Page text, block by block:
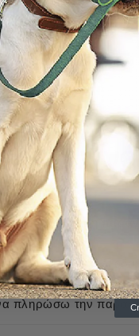
αποστέλλεται η
τα μεταφορικά έξοδα;
πληρώσω την